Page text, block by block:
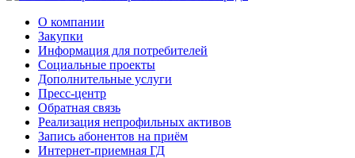
О компании
Закупки
Информация для потребителей
Социальные проекты
Дополнительные услуги
Пресс-центр
Обратная связь
Реализация непрофильных активов
Запись абонентов на приём
Интернет-приемная ГД